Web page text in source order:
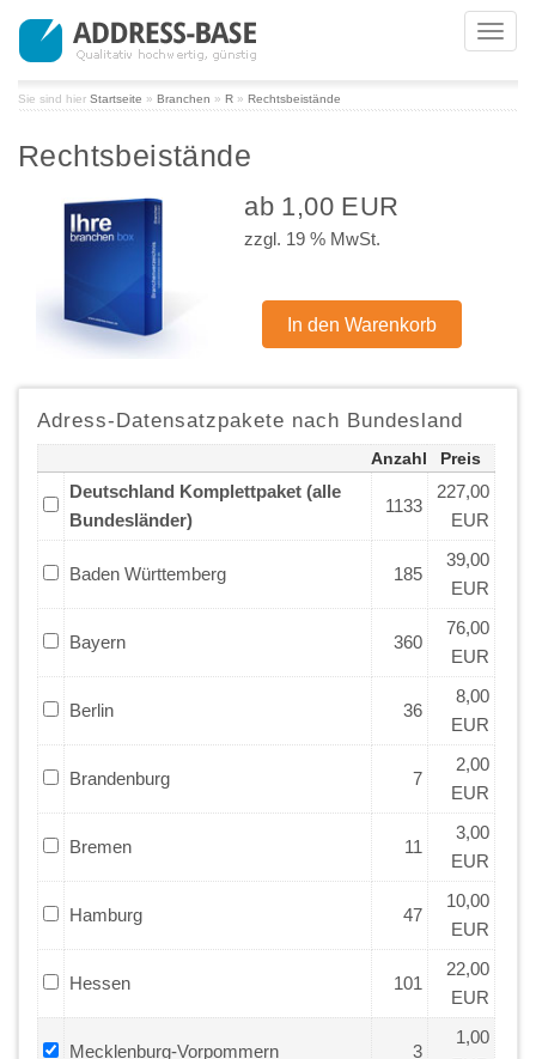
Sie sind hier Startseite » Branchen » R » Rechtsbeistände
Rechtsbeistände
ab 1,00 EUR
zzgl. 19 % MwSt.
Adress-Datensatzpakete nach Bundesland
Anzahl Preis
Deutschland Komplettpaket (alle
Bundesländer)
1133
227,00
EUR
Baden Württemberg 185
39,00
EUR
Bayern 360
76,00
EUR
Berlin 36
8,00
EUR
Brandenburg 7
2,00
EUR
Bremen 11
3,00
EUR
Hamburg 47
10,00
EUR
Hessen 101
22,00
EUR
Mecklenburg-Vorpommern 3
1,00